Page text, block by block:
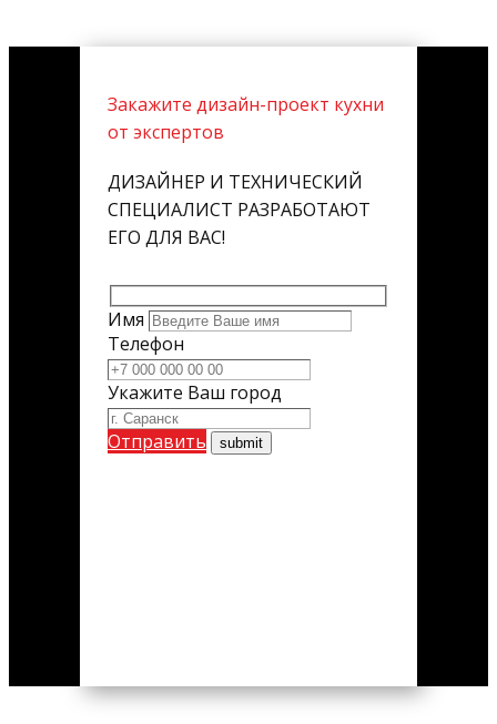
Закажите дизайн-проект кухни
от экспертов
ДИЗАЙНЕР И ТЕХНИЧЕСКИЙ
СПЕЦИАЛИСТ РАЗРАБОТАЮТ
ЕГО ДЛЯ ВАС!
Имя
Телефон
Укажите Ваш город
Отправить